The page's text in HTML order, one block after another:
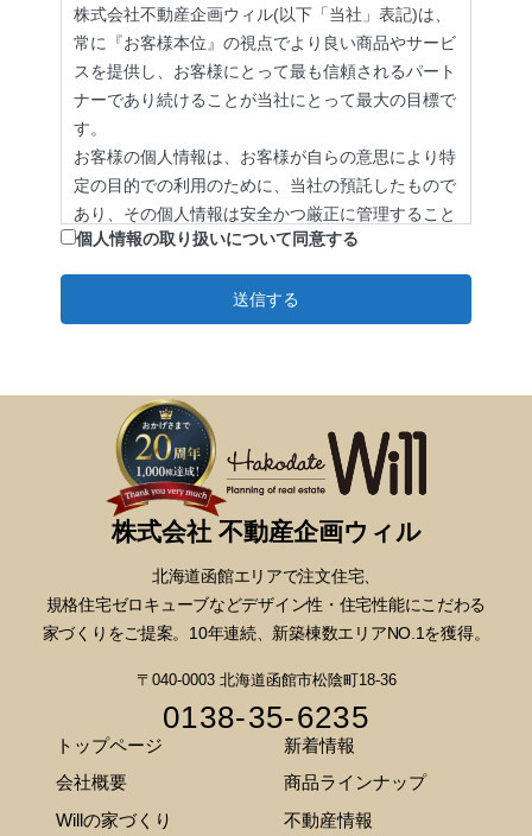
株式会社不動産企画ウィル(以下「当社」表記)は、
常に『お客様本位』の視点でより良い商品やサービ
スを提供し、お客様にとって最も信頼されるパート
ナーであり続けることが当社にとって最大の目標で
す。
お客様の個人情報は、お客様が自らの意思により特
定の目的での利用のために、当社の預託したもので
あり、その個人情報は安全かつ厳正に管理すること
が最大の課題であると認識しております。
その大前提として当社は、個人情報保護の実現に向
けて、個人情報保護法及び各省庁のガイドラインや
関連する法令を順守致します。
当社は、個人情報の取り扱いについて、利用目的を
で明確かつ特定した上で、インターネット上の問い
合わせ及び電話等の口頭などの媒体・方法により、
適正で公正な手段を用いて取得致します。
個人情報の利用及び提供
当社は、保有する個人情報に関してその管理と保護
を厳正に行い、当社からのDM発送、メールマガジ
ンの配信、CSの分析・推進に関わるお知らせやご
提供においては法令に基づく場合を除き、本人の同
意を得た目的の範囲内に限定して利用いたします。
個人情報の利用範囲
個人情報の取り扱いについて同意する
株式会社 不動産企画ウィル
北海道函館エリアで注文住宅、
規格住宅ゼロキューブなどデザイン性・ 住宅性能にこだわる
家づくりをご提案。10年連続、新築棟数エリアNO.1を獲得。
〒040-0003 北海道函館市松陰町18-36
0138-35-6235
トップページ
会社概要
Willの家づくり
新着情報
商品ラインナップ
不動産情報